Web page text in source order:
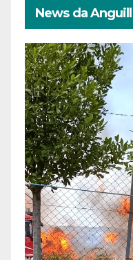
News da